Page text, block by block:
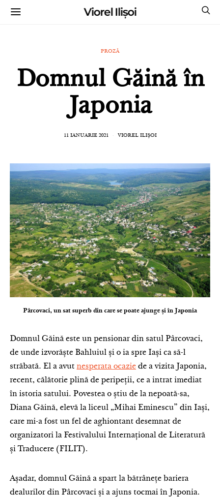
Viorel Ilișoi
PROZĂ
Domnul Găină în
Japonia
11 IANUARIE 2021 VIOREL ILIȘOI
Pârcovaci, un sat superb din care se poate ajunge și în Japonia
Domnul Găină este un pensionar din satul Pârcovaci,
de unde izvorăște Bahluiul și o ia spre Iași ca să-l
străbată. El a avut nesperata ocazie de a vizita Japonia,
recent, călătorie plină de peripeții, ce a intrat imediat
în istoria satului. Povestea o știu de la nepoată-sa,
Diana Găină, elevă la liceul „Mihai Eminescu” din Iași,
care mi-a fost un fel de aghiontant desemnat de
organizatori la Festivalului Internațional de Literatură
și Traducere (FILIT).
Așadar, domnul Găină a spart la bătrânețe bariera
dealurilor din Pârcovaci și a ajuns tocmai în Japonia.
CUMPĂRĂ CĂRȚILE MELE CU AUTOGRAF